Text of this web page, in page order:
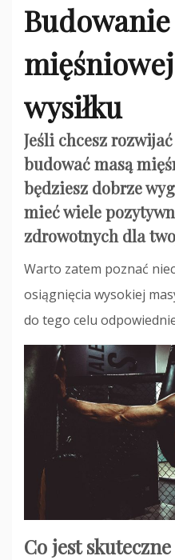
wysiłku
Jeśli chcesz
budować masą
będziesz dobrze
mieć wiele
zdrowotnych dla
Warto zatem poznać
osiągnięcia wysokiej
do tego celu
Co jest